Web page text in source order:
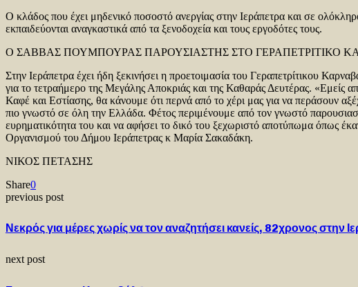
Ο κλάδος που έχει μηδενικό ποσοστό ανεργίας στην Ιεράπετρα και σε
εκπαιδεύονται αναγκαστικά από τα ξενοδοχεία και τους εργοδότες τους.
Ο ΣΑΒΒΑΣ ΠΟΥΜΠΟΥΡΑΣ ΠΑΡΟΥΣΙΑΣΤΗΣ ΣΤΟ ΓΕΡΑΠΕΤΡΙΤΙΚΟ
Στην Ιεράπετρα έχει ήδη ξεκινήσει η προετοιμασία του Γεραπετρίτικου
για το τετραήμερο της Μεγάλης Αποκριάς και της Καθαράς Δευτέρας. «Εμείς
Καφέ και Εστίασης, θα κάνουμε ότι περνά από το χέρι μας για να περάσουν
πιο γνωστό σε όλη την Ελλάδα. Φέτος περιμένουμε από τον γνωστό
ευρηματικότητα του και να αφήσει το δικό του ξεχωριστό αποτύπωμα όπως
Οργανισμού του Δήμου Ιεράπετρας κ Μαρία Σακαδάκη.
ΝΙΚΟΣ ΠΕΤΑΣΗΣ
Share0
previous post
Νεκρός για μέρες χωρίς να τον αναζητήσει κανείς, 82χρονος στην
next post